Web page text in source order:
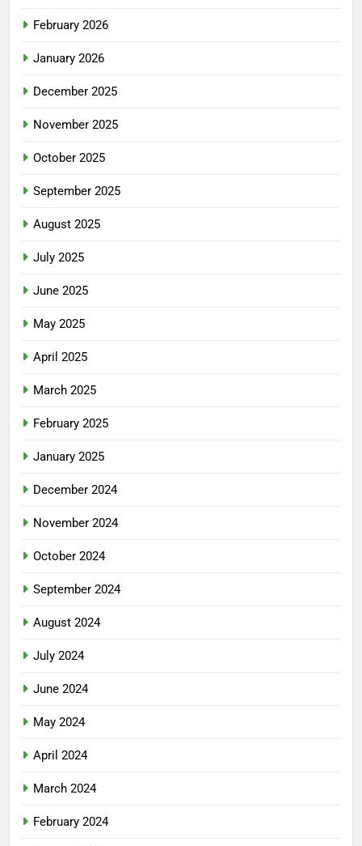
February 2026
January 2026
December 2025
November 2025
October 2025
September 2025
August 2025
July 2025
June 2025
May 2025
April 2025
March 2025
February 2025
January 2025
December 2024
November 2024
October 2024
September 2024
August 2024
July 2024
June 2024
May 2024
April 2024
March 2024
February 2024